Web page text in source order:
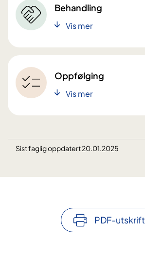
Behandling
Vis mer
Oppfølging
Vis mer
Sist faglig oppdatert 20.01.2025
PDF-utskrift